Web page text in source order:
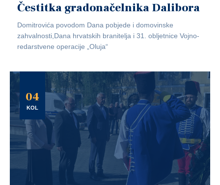
Čestitka gradonačelnika Dalibora
Domitrovića povodom Dana pobjede i domovinske
zahvalnosti,Dana hrvatskih branitelja i 31. obljetnice Vojno-
redarstvene operacije „Oluja“
04
KOL